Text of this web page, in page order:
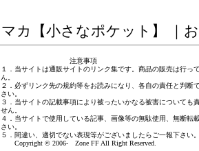
マカ【小さなポケット】 ｜
注意事項
１．当サイトは通販サイトのリンク集です。商品の販売は行っ
ん。
２．必ずリンク先の規約等をお読みになり、各自の責任と判断
さい。
３．当サイトの記載事項により被ったいかなる被害についても
せん。
４．当サイトで使用している記事、画像等の無駄使用、無断転
さい。
５．間違い、適切でない表現等がございましたら ご一報下さい
Copyright © 2006- Zone FF All Right Reserved.